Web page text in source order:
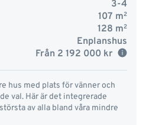
3-4
107 m2
128 m2
Enplanshus
Från 2 192 000 kr
hus med plats för vänner och
val. Här är det integrerade
av alla bland våra mindre